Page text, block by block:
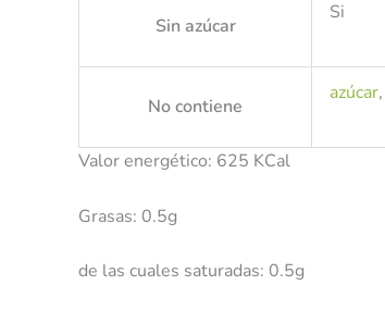
Sin azúcar
Si
No contiene
azúcar,
Valor energético: 625 KCal
Grasas: 0.5g
de las cuales saturadas: 0.5g